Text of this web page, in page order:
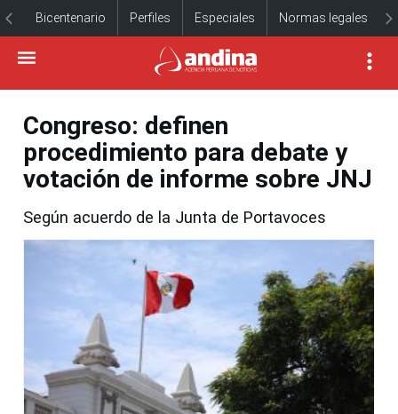
Bicentenario Perfiles Especiales Normas legales
Congreso: definen
procedimiento para debate y
votación de informe sobre JNJ
Según acuerdo de la Junta de Portavoces